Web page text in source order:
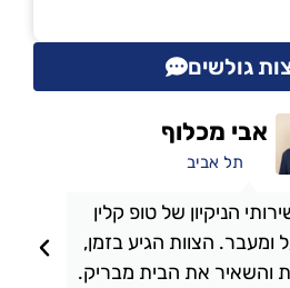
גולשים
הניקיון של טופ קלין
ומעבר. הצוות הגיע בזמן,
והשאיר את הבית מבריק.
אבי מכלוף
תל אביב